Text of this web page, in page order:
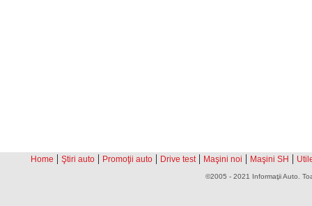
Home | Ştiri auto | Promoţii auto | Drive test | Maşini noi | Maşini SH |
©2005 - 2021 Informaţii Auto.